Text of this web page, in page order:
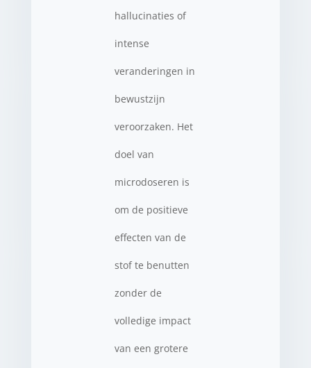
hallucinaties of
intense
veranderingen in
bewustzijn
veroorzaken. Het
doel van
microdoseren is
om de positieve
effecten van de
stof te benutten
zonder de
volledige impact
van een grotere